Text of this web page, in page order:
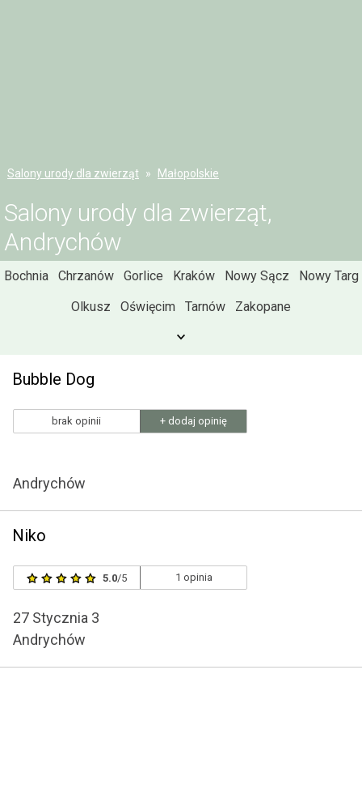
Salony urody dla zwierząt Małopolskie
Salony urody dla zwierząt,
Andrychów
Bochnia Chrzanów Gorlice Kraków Nowy Sącz
Nowy Targ
Olkusz
Oświęcim Tarnów Zakopane
Bubble Dog
brak opinii + dodaj opinię
Andrychów
Niko
5.0/5 1 opinia
27 Stycznia 3
Andrychów